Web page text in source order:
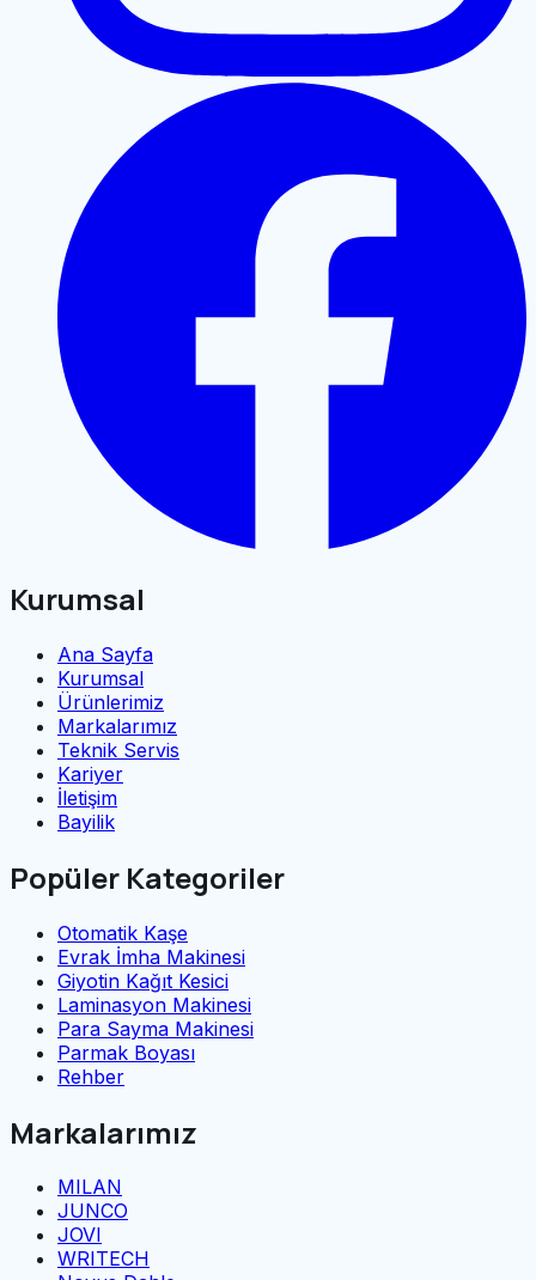
Kurumsal
Ana Sayfa
Kurumsal
Ürünlerimiz
Markalarımız
Teknik Servis
Kariyer
İletişim
Bayilik
Popüler Kategoriler
Otomatik Kaşe
Evrak İmha Makinesi
Giyotin Kağıt Kesici
Laminasyon Makinesi
Para Sayma Makinesi
Parmak Boyası
Rehber
Markalarımız
MILAN
JUNCO
JOVI
WRITECH